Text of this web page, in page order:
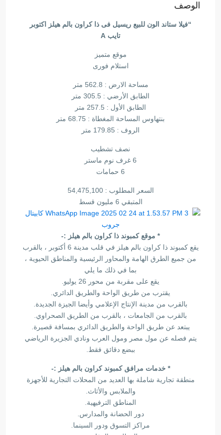
الوصف
“فيلا ستاند الون للبيع ريسيل فى ذا كراون بالم هيلز اكتوبر
تايب A
موقع متميز
استلام فورى
مساحة الارض : 562.8 متر
الطابق الأرضي : 305.5 متر
الطابق الأول : 257.5 متر
بنتهاوس المساحة المغطاة : 68.75 متر
الروف : 179.85 متر
نصف تشطيب
6 غرف نوم ماستر
6 حمامات
السعر المطلوب : 54,475,100
المتبقي 6 مليون قسط
* موقع كمبوند ذا كراون بالم هيلز :-
يقع كمبوند ذا كراون بالم هيلز في قلب مدينة 6 أكتوبر ، بالقرب
من جميع الطرق الهامة والمحاور الرئيسية والمناطق الحيوية ،
بما في ذلك ما يلي
يقع على مقربة من محور 26 يوليو.
يقترب من طريق الواحة والطريق الدائري.
بالقرب من مدينة الإنتاج الإعلامي وأيضا الجيزة الجديدة.
بالقرب من الجامعات ، بالقرب من الطريق الصحراوي.
يبتعد عن طريق الواحة والطريق الدائري بمسافة قصيرة.
يتم فصله عن مول مصر ومول العرب ونادي الجزيرة الرياضي
ببضع دقائق فقط.
* خدمات مرافق كمبوند كراون بالم هيلز :-
منطقة تجارية شاملة بها العديد من المحلات التجارية للأجهزة
والملابس والأثاث.
المناطق الترفيهية.
دور الحضانة والمدارس.
مراكز التسوق ودور السينما.